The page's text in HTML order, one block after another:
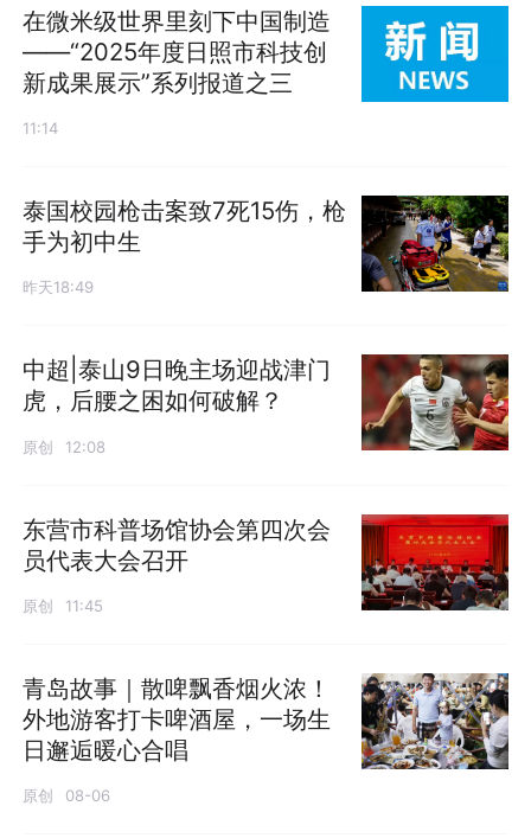
在微米级世界里刻下中国制造
——“2025年度日照市科技创
新成果展示”系列报道之三
11:14
泰国校园枪击案致7死15伤，枪
手为初中生
昨天18:49
中超|泰山9日晚主场迎战津门
虎，后腰之困如何破解？
原创 12:08
东营市科普场馆协会第四次会
员代表大会召开
原创 11:45
青岛故事｜散啤飘香烟火浓！
外地游客打卡啤酒屋，一场生
日邂逅暖心合唱
原创 08-06